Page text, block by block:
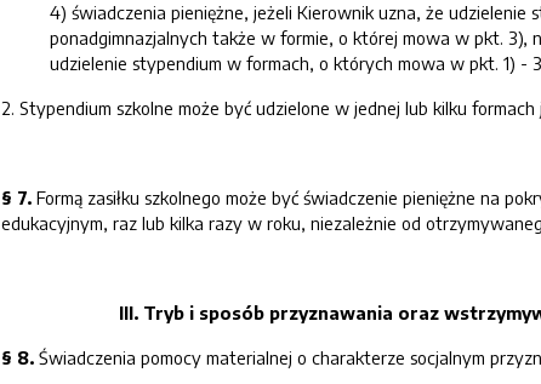
4) świadczenia pieniężne, jeżeli Kierownik uzna, że
ponadgimnazjalnych także w formie, o której mowa w pkt. 3),
udzielenie stypendium w formach, o których mowa w pkt. 1) -
2. Stypendium szkolne może być udzielone w jednej lub kilku formach
§ 7. Formą zasiłku szkolnego może być świadczenie pieniężne na
edukacyjnym, raz lub kilka razy w roku, niezależnie od
III. Tryb i sposób przyznawania oraz
§ 8. Świadczenia pomocy materialnej o charakterze socjalnym